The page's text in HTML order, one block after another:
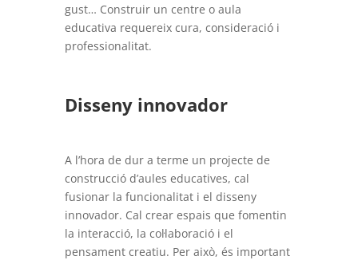
gust… Construir un centre o aula
educativa requereix cura, consideració i
professionalitat.
Disseny innovador
A l’hora de dur a terme un projecte de
construcció d’aules educatives, cal
fusionar la funcionalitat i el disseny
innovador. Cal crear espais que fomentin
la interacció, la col·laboració i el
pensament creatiu. Per això, és important